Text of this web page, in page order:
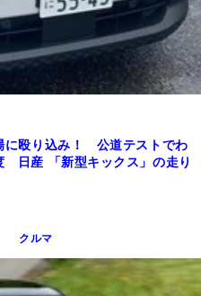
に殴り込み！ 公道テストでわ
日産 「新型キックス」の走り
クルマ